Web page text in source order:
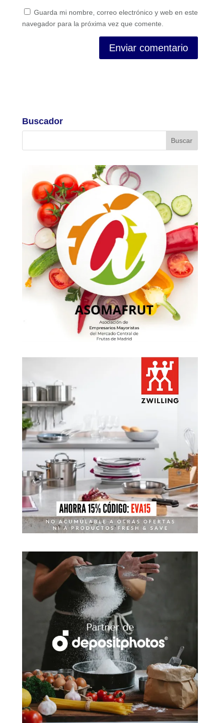
Guarda mi nombre, correo electrónico y web en este
navegador para la próxima vez que comente.
Buscador